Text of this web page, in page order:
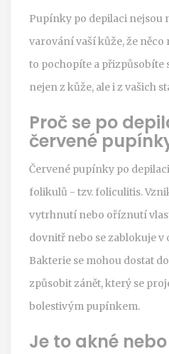
Pupínky po depilaci nejsou
varování vaší kůže, že něco
to pochopíte a přizpůsobíte
nejen z kůže, ale i z vašich
Proč se po
červené
Červené pupínky po
folikulů - tzv. foliculitis.
vytrhnutí nebo oříznutí
dovnitř nebo se zablokuje v
Bakterie se mohou dostat
způsobit zánět, který se
bolestivým pupínkem.
Je to akné